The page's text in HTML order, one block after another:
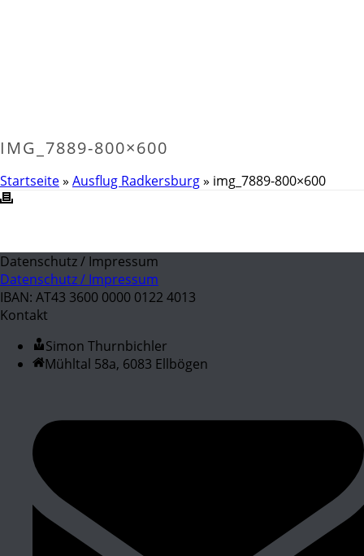
IMG_7889-800×600
Startseite» Ausflug Radkersburg» img_7889-800×600
Datenschutz / Impressum
Datenschutz / Impressum
IBAN: AT43 3600 0000 0122 4013
Kontakt
Simon Thurnbichler
Mühltal 58a, 6083 Ellbögen